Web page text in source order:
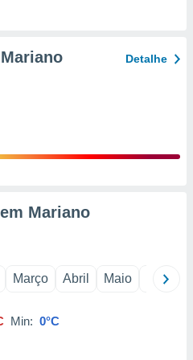
Detalhe
Mariano
Março Abril Maio Junho
Min: 0°C